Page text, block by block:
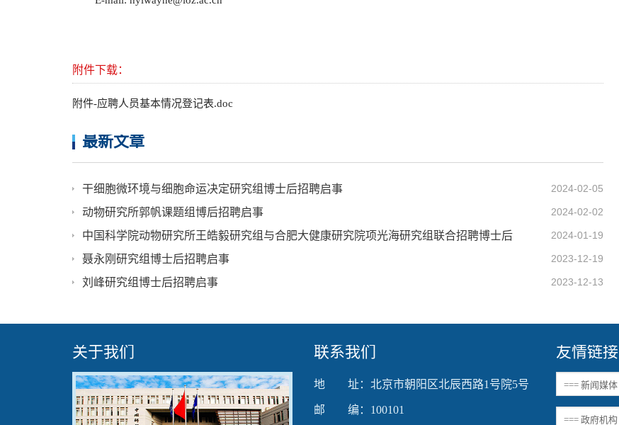
附件下载：
附件-应聘人员基本情况登记表.doc
最新文章
2024-02-05
干细胞微环境与细胞命运决定研究组博士后招聘启事
2024-02-02
动物研究所郭帆课题组博后招聘启事
2024-01-19
中国科学院动物研究所王皓毅研究组与合肥大健康研究院项光海研究组联合招聘博士后
2023-12-19
聂永刚研究组博士后招聘启事
2023-12-13
刘峰研究组博士后招聘启事
关于我们 联系我们
地 址：北京市朝阳区北辰西路1号院5号
邮 编：100101
友情链接